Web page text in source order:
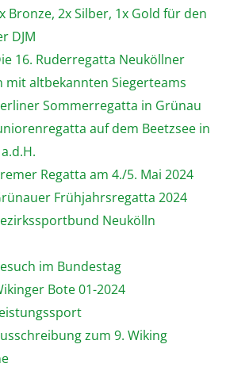
Bronze, 2x Silber, 1x Gold für den
DJM
16. Ruderregatta Neuköllner
mit altbekannten Siegerteams
Sommerregatta in Grünau
auf dem Beetzsee in
Regatta am 4./5. Mai 2024
Frühjahrsregatta 2024
Neukölln
im Bundestag
Bote 01-2024
zum 9. Wiking